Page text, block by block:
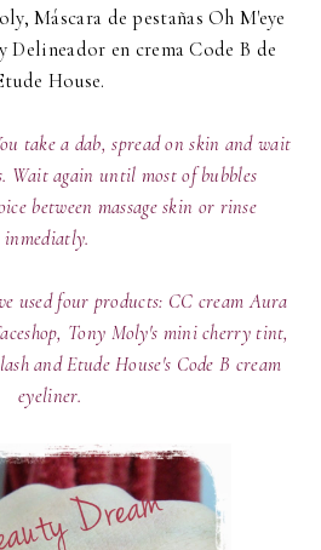
Máscara de pestañas Oh M'eye
Delineador en crema Code B de
House.
take a dab, spread on skin and wait
Wait again until most of bubbles
between massage skin or rinse
inmediatly.
used four products: CC cream Aura
Tony Moly's mini cherry tint,
and Etude House's Code B cream
eyeliner.